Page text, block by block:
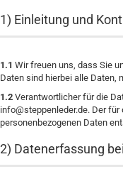
1) Einleitung und
1.1 Wir freuen uns, dass Sie
Daten sind hierbei alle Daten,
1.2 Verantwortlicher für die
info@steppenleder.de. Der
personenbezogenen Daten
2) Datenerfassung